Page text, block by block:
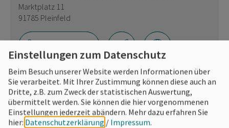
Marktplatz 11
91785 Pleinfeld
Einstellungen zum Datenschutz
Beim Besuch unserer Website werden Informationen über
Sie verarbeitet. Mit Ihrer Zustimmung können diese auch an
Dritte, z.B. zum Zweck der statistischen Auswertung,
übermittelt werden. Sie können die hier vorgenommenen
Einstellungen jederzeit abändern. Mehr dazu erfahren Sie
hier: Datenschutzerklärung / Impressum.